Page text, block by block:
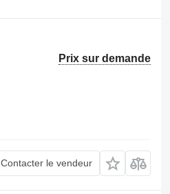
Prix sur demande
Contacter le vendeur